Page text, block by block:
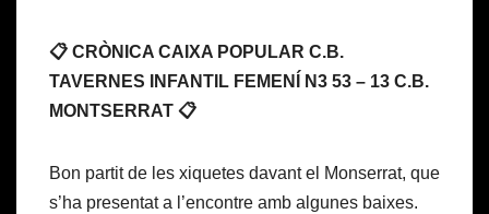
📋 CRÒNICA CAIXA POPULAR C.B.
TAVERNES INFANTIL FEMENÍ N3 53 – 13 C.B.
MONTSERRAT 📋
Bon partit de les xiquetes davant el Monserrat, que
s’ha presentat a l’encontre amb algunes baixes.